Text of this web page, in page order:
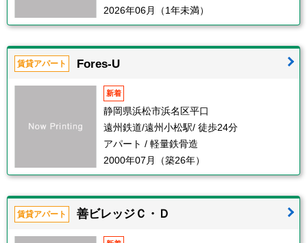
2026年06月（1年未満）
賃貸アパート Fores-U
新着
静岡県浜松市浜名区平口
遠州鉄道/遠州小松駅/ 徒歩24分
アパート / 軽量鉄骨造
2000年07月（築26年）
賃貸アパート 善ビレッジＣ・Ｄ